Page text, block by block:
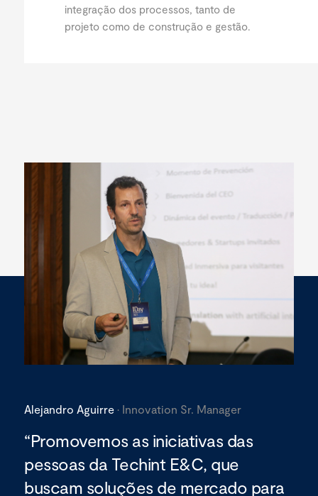
integração dos processos, tanto de
projeto como de construção e gestão.
Alejandro Aguirre · Innovation Sr. Manager
“Promovemos as iniciativas das
pessoas da Techint E&C, que
buscam soluções de mercado para